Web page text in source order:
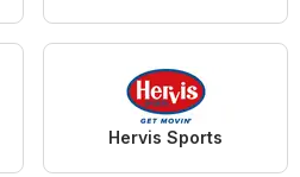
Hervis Sports